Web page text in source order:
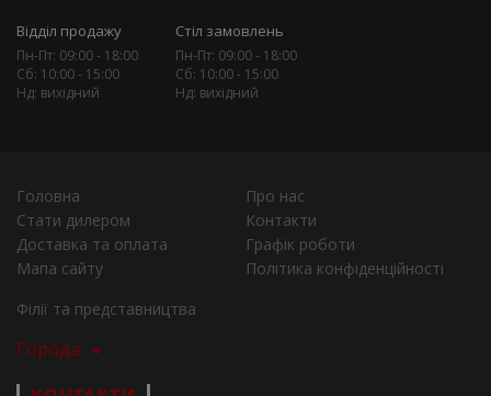
Відділ продажу
Пн-Пт: 09:00 - 18:00
Сб: 10:00 - 15:00
Нд: вихідний
Стіл замовлень
Пн-Пт: 09:00 - 18:00
Сб: 10:00 - 15:00
Нд: вихідний
Головна
Про нас
Стати дилером
Контакти
Доставка та оплата
Графік роботи
Мапа сайту
Політика конфіденційності
Філії та представництва
Города